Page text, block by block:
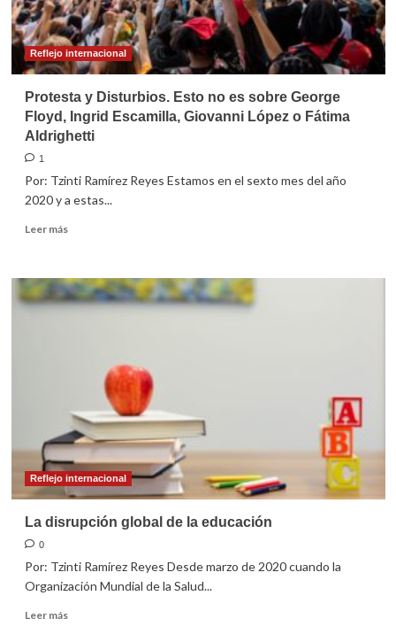
Reflejo internacional
Protesta y Disturbios. Esto no es sobre George
Floyd, Ingrid Escamilla, Giovanni López o Fátima
Aldrighetti
1
Por: Tzinti Ramírez Reyes Estamos en el sexto mes del año
2020 y a estas...
Leer másLeer
Protesta
y
Disturbios.
George
Floyd,
Ingrid
Escamilla,
Giovanni
López
o
Aldrighetti
Reflejo internacional
La disrupción global de la educación
0
Por: Tzinti Ramírez Reyes Desde marzo de 2020 cuando la
Organización Mundial de la Salud...
Leer másLeer